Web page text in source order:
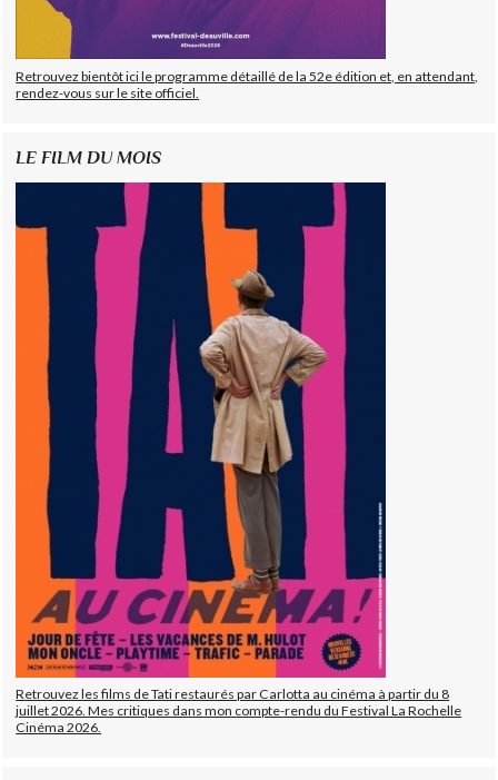
Retrouvez bientôt ici le programme détaillé de la 52e édition et, en attendant,
rendez-vous sur le site officiel.
LE FILM DU MOIS
Retrouvez les films de Tati restaurés par Carlotta au cinéma à partir du 8
juillet 2026. Mes critiques dans mon compte-rendu du Festival La Rochelle
Cinéma 2026.